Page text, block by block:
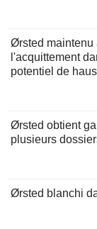
Ørsted maintenu
l'acquittement
potentiel de
Ørsted obtient
plusieurs
Ørsted blanchi